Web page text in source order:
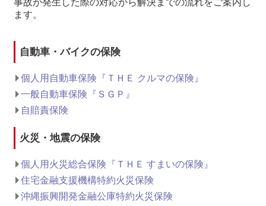
事故が発生した際の対応から解決までの流れをご案内し
ます。
自動車・バイクの保険
個人用自動車保険『ＴＨＥ クルマの保険』
一般自動車保険『ＳＧＰ』
自賠責保険
火災・地震の保険
個人用火災総合保険『ＴＨＥ すまいの保険』
住宅金融支援機構特約火災保険
沖縄振興開発金融公庫特約火災保険